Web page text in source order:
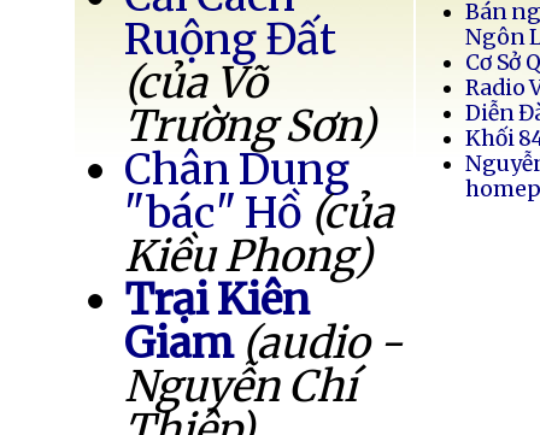
Ruộng Đất
(của Võ
Trường Sơn)
Chân Dung
"bác" Hồ (của
Kiều Phong)
Trại Kiên
Giam (audio -
Nguyễn Chí
Bán
Ngôn
Cơ Sở
Radio
Diễn
Khối